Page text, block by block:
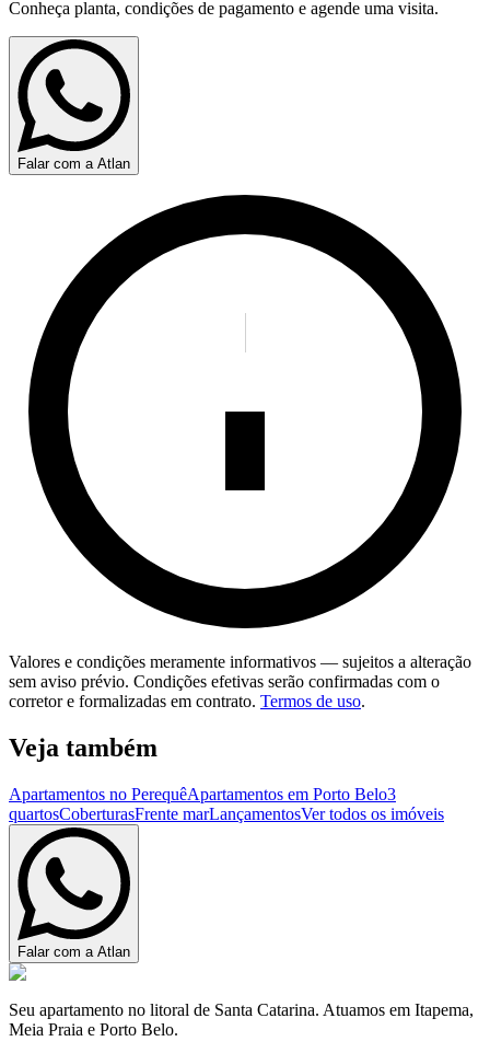
Conheça planta, condições de pagamento e agende uma visita.
Falar com a Atlan
Valores e condições meramente informativos — sujeitos a alteração
sem aviso prévio. Condições efetivas serão confirmadas com o
corretor e formalizadas em contrato. Termos de uso.
Veja também
Apartamentos no PerequêApartamentos em Porto Belo3
quartosCoberturasFrente marLançamentosVer todos os imóveis
Falar com a Atlan
Seu apartamento no litoral de Santa Catarina. Atuamos em Itapema,
Meia Praia e Porto Belo.